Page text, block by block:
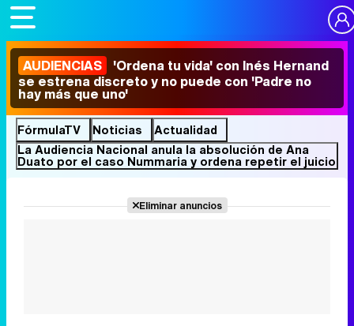
AUDIENCIAS 'Ordena tu vida' con Inés Hernand
se estrena discreto y no puede con 'Padre no
hay más que uno'
FórmulaTV Noticias
Actualidad
La Audiencia Nacional anula la absolución de Ana
Duato por el caso Nummaria y ordena repetir el juicio
Eliminar anuncios